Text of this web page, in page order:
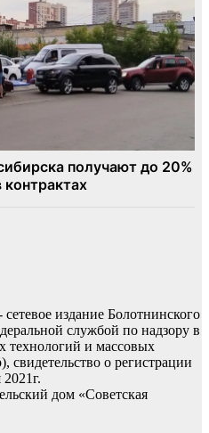
сетевое издание Болотнинского
службой по надзору в
технологий и массовых
свидетельство о регистрации
дом «Советская